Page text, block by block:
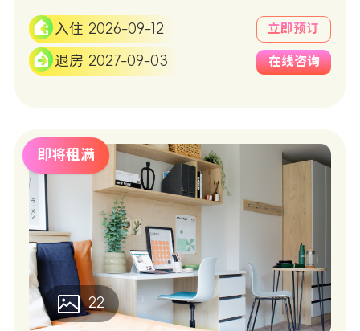
入住 2026-09-12
退房 2027-09-03
立即预订
在线咨询
即将租满
22